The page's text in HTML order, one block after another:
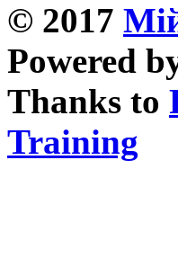
© 2017
Powered
Thanks to
Training